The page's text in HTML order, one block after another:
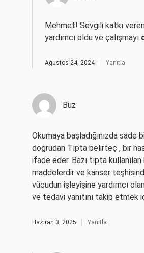
Mehmet! Sevgili katkı
yardımcı oldu ve çalışmayı
Ağustos 24, 2024 Yanıtla
Buz
Okumaya başladığınızda
doğrudan Tıpta belirteç , bir
ifade eder. Bazı tıpta
maddelerdir ve kanser
vücudun işleyişine yardımcı
ve tedavi yanıtını takip etmek
Haziran 3, 2025 Yanıtla